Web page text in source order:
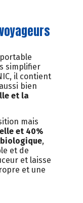
simplifier
il contient
bien
et la
mais
et 40%
,
et de
et laisse
et une